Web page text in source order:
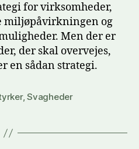
for virksomheder,
miljøpåvirkningen og
Men der er
der skal overvejes,
en sådan strategi.
,Svagheder